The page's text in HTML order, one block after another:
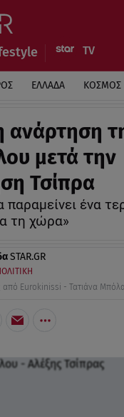
ΕΛΛΑΔΑ ΚΟΣΜΟΣ
ανάρτηση
μετά την
Τσίπρα
παραμείνει ένα
τη χώρα»
STAR.GR
Eurokinissi - Τατιάνα